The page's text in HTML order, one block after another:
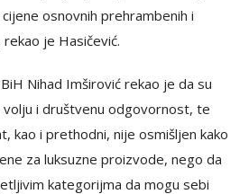
osnovnih prehrambenih i
je Hasičević.
Nihad Imširović rekao je da su
i društvenu odgovornost, te
kao i prethodni, nije osmišljen kako
za luksuzne proizvode, nego da
kategorijma da mogu sebi